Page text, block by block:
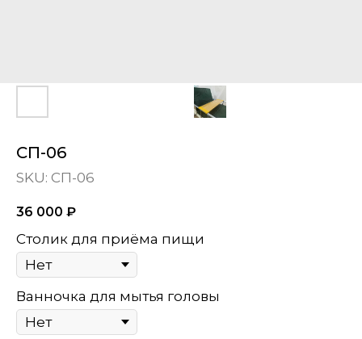
СП-06
SKU: СП-06
36 000 ₽
Столик для приёма пищи
Ванночка для мытья головы